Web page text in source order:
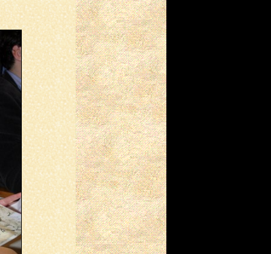
(24/02/2021)
השיר "ארוחת ערב", מהספר
החדש שבכתובים, מתפרסם
ב"ידיעות אמריקה"
(24/01/2020)
השיר "בריאה" מהספר החדש
שבכתובים מתפרסם בכתב
העת "מאזניִם"
(21/10/2018)
השיר "חי, צומח, דומם"
מהספר החדש שבכתובים
מתפרסם בכתב העת "מאזניִם"
(31/08/2017)
השיר "להט בטיילת" מהספר
החדש שבכתובים תורגם
לפורטוגזית ע"י פְרַנְסִישְׁקוּ דֵה
קוֹשְׁטָה רֵישׁ Francisco da
Costa Reis
(21/11/2016)
השיר "שִׂמחה" מהספר החדש
שבכתובים מתפרסם בכתב
העת "המסדרון"
(27/10/2016)